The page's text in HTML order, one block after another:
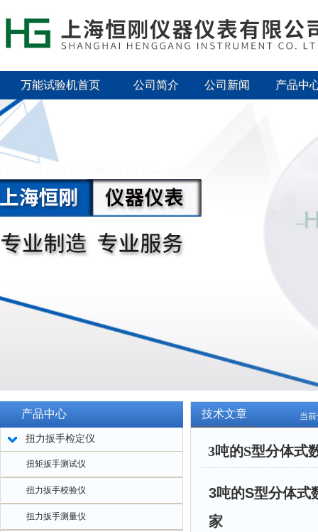
万能试验机首页 公司简介 公司新闻 产品中
产品中心
扭力扳手检定仪
扭矩扳手测试仪
扭力扳手校验仪
扭力扳手测量仪
当
技术文章
3吨的S型分体式
3吨的S型分体式
家